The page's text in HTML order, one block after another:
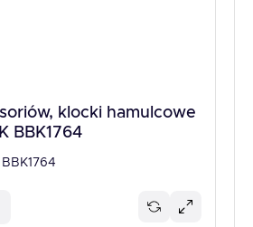
klocki hamulcowe
BBK1764